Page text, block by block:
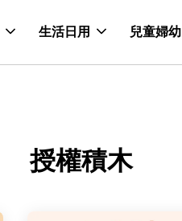
生活日用 兒童婦幼
授權積木